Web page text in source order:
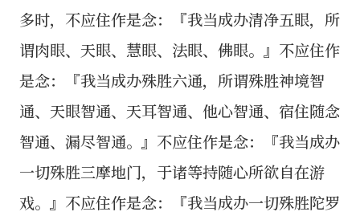
多时，不应住作是念：『我当成办清净五眼，所
谓肉眼、天眼、慧眼、法眼、佛眼。』不应住作
是念：『我当成办殊胜六通，所谓殊胜神境智
通、天眼智通、天耳智通、他心智通、宿住随念
智通、漏尽智通。』不应住作是念：『我当成办
一切殊胜三摩地门，于诸等持随心所欲自在游
戏。』不应住作是念：『我当成办一切殊胜陀罗